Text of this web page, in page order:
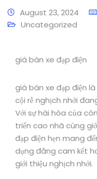
August 23, 2024
Uncategorized
giá bán xe đạp điện
giá bán xe đạp điện
cội rễ nghịch nhởi
Với sự hài hòa của
triển cao nhã cùng
đạp điện hẹn mang
dụng đăng cam kết
giới thiệu nghịch nhởi.